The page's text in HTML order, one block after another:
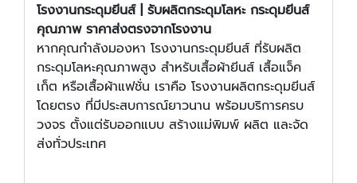
โรงงานกระดุมยีนส์ | รับผลิตกระดุมโลหะ กระดุมยีนส์
คุณภาพ ราคาส่งตรงจากโรงงาน
หากคุณกำลังมองหา โรงงานกระดุมยีนส์ ที่รับผลิต
กระดุมโลหะคุณภาพสูง สำหรับเสื้อผ้ายีนส์ เสื้อแจ็ค
เก็ต หรือเสื้อผ้าแฟชั่น เราคือ โรงงานผลิตกระดุมยีนส์
โดยตรง ที่มีประสบการณ์ยาวนาน พร้อมบริการครบ
วงจร ตั้งแต่รับออกแบบ สร้างแม่พิมพ์ ผลิต และจัด
ส่งทั่วประเทศ